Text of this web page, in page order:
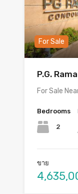
For Sale
P.G.
For Sale
Bedrooms
2
ขาย